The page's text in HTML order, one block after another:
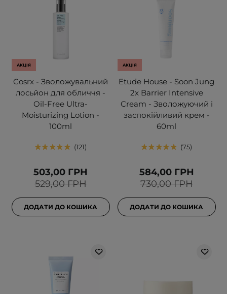
АКЦІЯ
Cosrx - Зволожувальний
лосьйон для обличчя -
Oil-Free Ultra-
Moisturizing Lotion -
100ml
121
529,00 ГРН
503,00 ГРН
ДОДАТИ ДО КОШИКА
АКЦІЯ
Etude House - Soon Jung
2x Barrier Intensive
Cream - Зволожуючий і
заспокійливий крем -
60ml
75
730,00 ГРН
584,00 ГРН
ДОДАТИ ДО КОШИКА